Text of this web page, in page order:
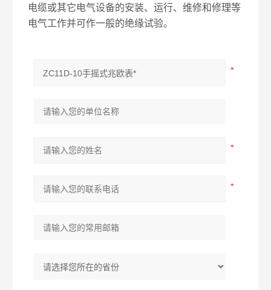
电缆或其它电气设备的安装、运行、维修和修理等
电气工作并可作一般的绝缘试验。